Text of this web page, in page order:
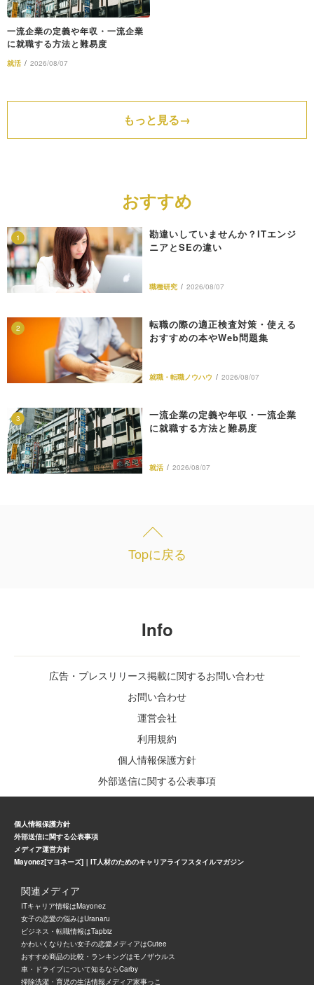
一流企業の定義や年収・一流企業
に就職する方法と難易度
就活 / 2026/08/07
もっと見る
おすすめ
1
勘違いしていませんか？ITエンジ
ニアとSEの違い
職種研究 / 2026/08/07
2
転職の際の適正検査対策・使える
おすすめの本やWeb問題集
就職・転職ノウハウ / 2026/08/07
3
一流企業の定義や年収・一流企業
に就職する方法と難易度
就活 / 2026/08/07
Topに戻る
Info
広告・プレスリリース掲載に関するお問い合わせ
お問い合わせ
運営会社
利用規約
個人情報保護方針
外部送信に関する公表事項
個人情報保護方針
外部送信に関する公表事項
メディア運営方針
Mayonez[マヨネーズ]｜IT人材のためのキャリアライフスタイルマガジン
関連メディア
ITキャリア情報はMayonez
女子の恋愛の悩みはUranaru
ビジネス・転職情報はTapbiz
かわいくなりたい女子の恋愛メディアはCutee
おすすめ商品の比較・ランキングはモノザウルス
車・ドライブについて知るならCarby
掃除洗濯・育児の生活情報メディア家事っこ